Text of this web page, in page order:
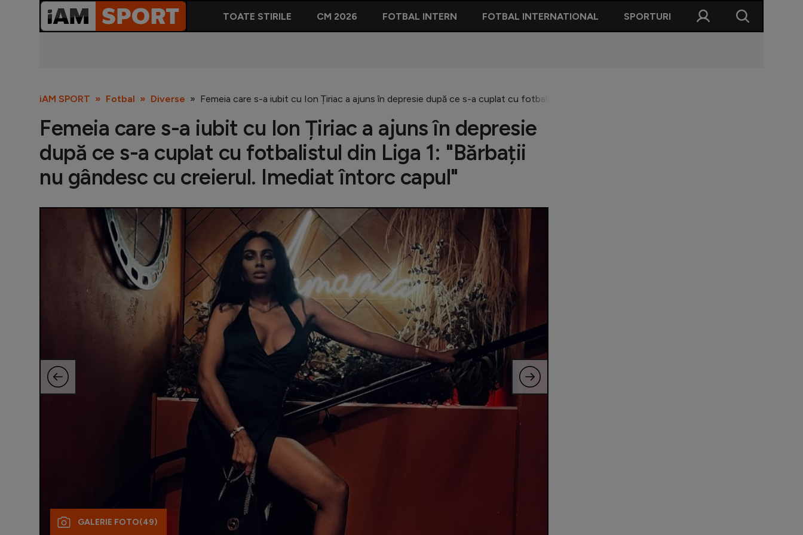
TOATE STIRILE CM 2026 FOTBAL INTERN FOTBAL INTERNATIONAL SPORTURI
iAM SPORT Fotbal Diverse Femeia care s-a iubit cu Ion Țiriac a ajuns în depresie după ce s-a cuplat cu fotbalistul din Liga 1: "Bărbații nu gândesc cu creierul. Imediat
Femeia care s-a iubit cu Ion Țiriac a ajuns în depresie
după ce s-a cuplat cu fotbalistul din Liga 1: "Bărbații
nu gândesc cu creierul. Imediat întorc capul"
GALERIE FOTO(49)